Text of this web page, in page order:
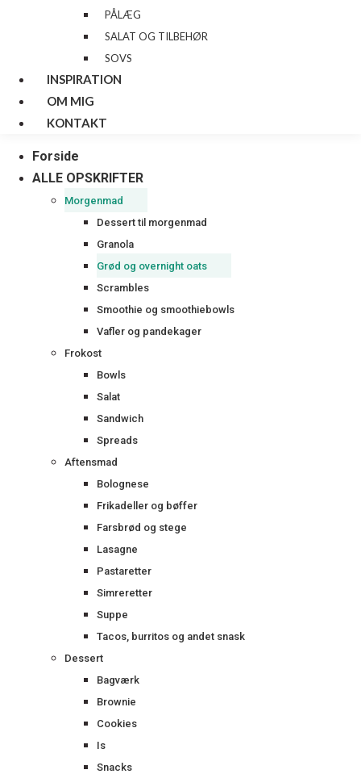
PÅLÆG
SALAT OG TILBEHØR
SOVS
INSPIRATION
OM MIG
KONTAKT
Forside
ALLE OPSKRIFTER
Morgenmad
Dessert til morgenmad
Granola
Grød og overnight oats
Scrambles
Smoothie og smoothiebowls
Vafler og pandekager
Frokost
Bowls
Salat
Sandwich
Spreads
Aftensmad
Bolognese
Frikadeller og bøffer
Farsbrød og stege
Lasagne
Pastaretter
Simreretter
Suppe
Tacos, burritos og andet snask
Dessert
Bagværk
Brownie
Cookies
Is
Snacks